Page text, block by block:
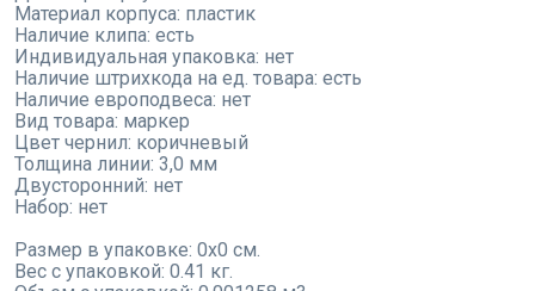
Материал корпуса: пластик
Наличие клипа: есть
Индивидуальная упаковка: нет
Наличие штрихкода на ед. товара: есть
Наличие европодвеса: нет
Вид товара: маркер
Цвет чернил: коричневый
Толщина линии: 3,0 мм
Двусторонний: нет
Набор: нет
Размер в упаковке: 0x0 см.
Вес с упаковкой: 0.41 кг.